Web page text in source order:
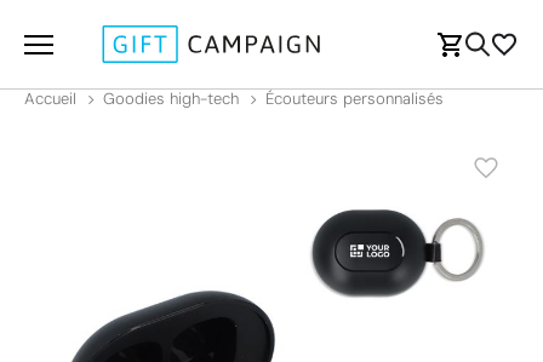
Accueil Goodies high-tech Écouteurs personnalisés